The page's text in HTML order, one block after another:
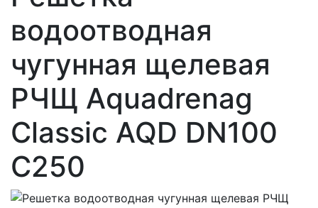
водоотводная
чугунная щелевая
РЧЩ Aquadrenag
Classic AQD DN100
С250